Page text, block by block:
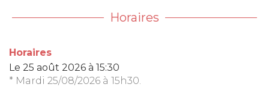
Horaires
Horaires
Le 25 août 2026 à 15:30
* Mardi 25/08/2026 à 15h30.